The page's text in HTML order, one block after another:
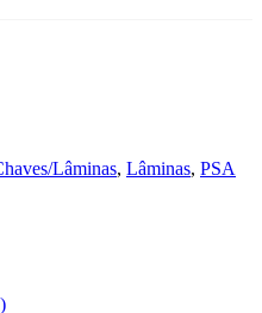
Lâminas, Lâminas, PSA